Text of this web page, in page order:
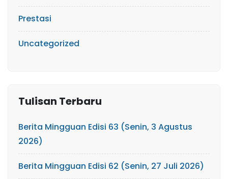
Prestasi
Uncategorized
Tulisan Terbaru
Berita Mingguan Edisi 63 (Senin, 3 Agustus
2026)
Berita Mingguan Edisi 62 (Senin, 27 Juli 2026)